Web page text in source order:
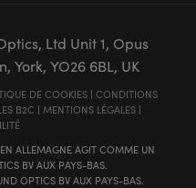
Ltd Unit 1, Opus
York, YO26 6BL, UK
DE COOKIES| CONDITIONS
B2C | MENTIONS LÉGALES|
ALLEMAGNE AGIT COMME UN
BV AUX PAYS-BAS.
OPTICS BV AUX PAYS-BAS.